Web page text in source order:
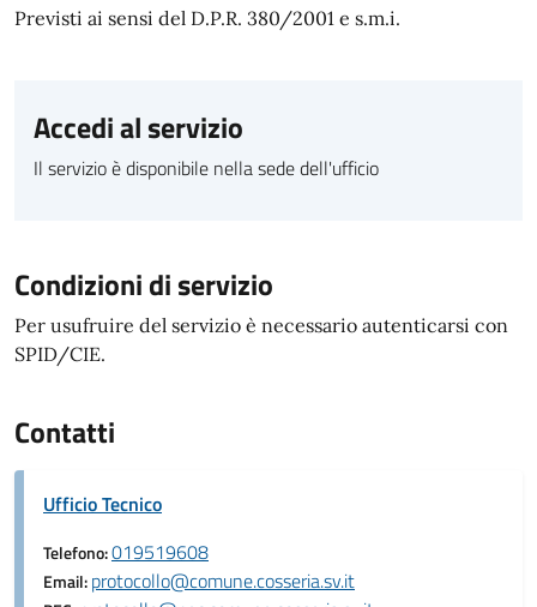
Previsti ai sensi del D.P.R. 380/2001 e s.m.i.
Accedi al servizio
Il servizio è disponibile nella sede dell'ufficio
Condizioni di servizio
Per usufruire del servizio è necessario autenticarsi con
SPID/CIE.
Contatti
Ufficio Tecnico
Telefono:019519608
Email:protocollo@comune.cosseria.sv.it